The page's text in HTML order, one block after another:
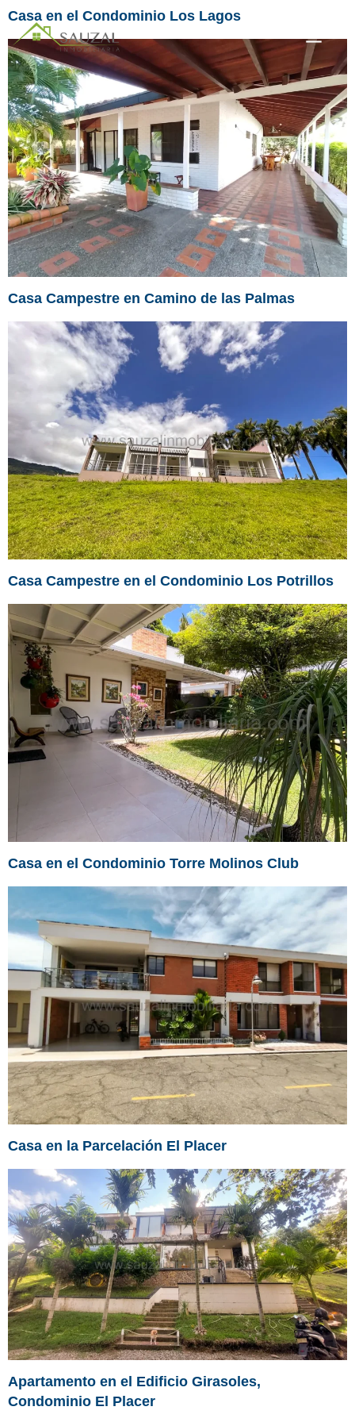
Casa en el Condominio Los Lagos
Casa Campestre en Camino de las Palmas
Casa Campestre en el Condominio Los Potrillos
Casa en el Condominio Torre Molinos Club
Casa en la Parcelación El Placer
Apartamento en el Edificio Girasoles,
Condominio El Placer